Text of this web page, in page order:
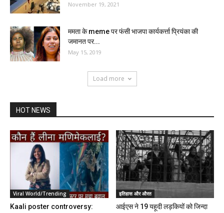
November 19, 2021
ममता के meme पर फंसी भाजपा कार्यकर्त्ता प्रियंका की
जमानत पर...
May 15, 2019
Load more
HOT NEWS
Viral World/Trending
Kaali poster controversy:
इतिहास और औरत
आईएस ने 19 यहूदी लड़कियों को जिन्दा